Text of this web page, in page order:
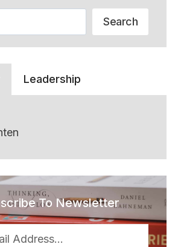
Search
Leadership
To Newsletter